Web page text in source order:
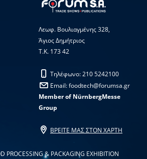
Λεωφ. Βουλιαγμένης 328,
Άγιος Δημήτριος
Τ.Κ. 173 42
Τηλέφωνο: 210 5242100
Email: foodtech@forumsa.gr
Member of NürnbergMesse
Group
ΒΡΕΙΤΕ ΜΑΣ ΣΤΟΝ ΧΑΡΤΗ
PROCESSING & PACKAGING EXHIBITION